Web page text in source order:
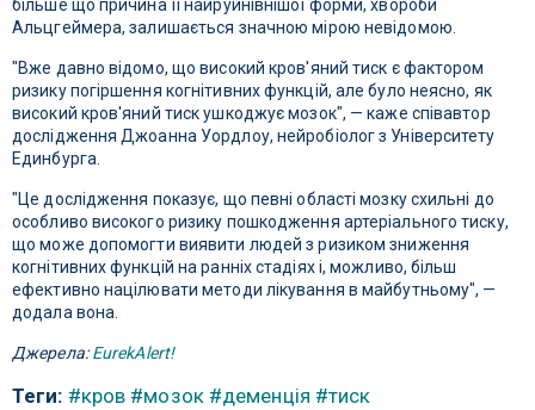
більше що причина її найруйнівнішої форми, хвороби
Альцгеймера, залишається значною мірою невідомою.
"Вже давно відомо, що високий кров'яний тиск є фактором
ризику погіршення когнітивних функцій, але було неясно, як
високий кров'яний тиск ушкоджує мозок", — каже співавтор
дослідження Джоанна Уордлоу, нейробіолог з Університету
Единбурга.
"Це дослідження показує, що певні області мозку схильні до
особливо високого ризику пошкодження артеріального тиску,
що може допомогти виявити людей з ризиком зниження
когнітивних функцій на ранніх стадіях і, можливо, більш
ефективно націлювати методи лікування в майбутньому", —
додала вона.
Джерела:EurekAlert!
Теги: #кров #мозок #деменція #тиск